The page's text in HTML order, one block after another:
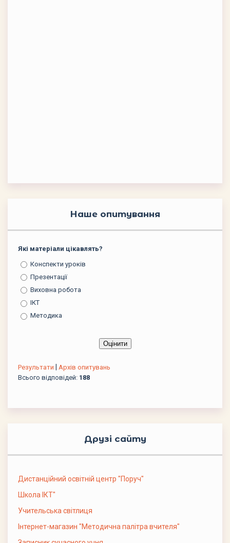
Наше опитування
Які матеріали цікавлять?
Конспекти уроків
Презентації
Виховна робота
ІКТ
Методика
Результати
Архів опитувань
Всього відповідей: 188
Друзі сайту
Дистанційний освітній центр "Поруч"
Школа ІКТ"
Учительська світлиця
Інтернет-магазин "Методична палітра вчителя"